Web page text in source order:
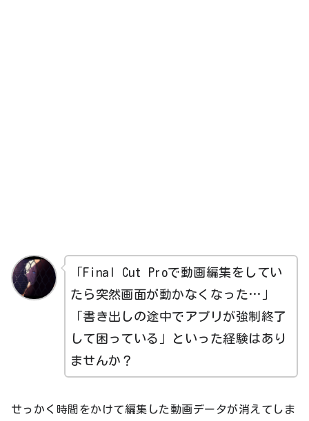
「Final Cut Proで動画編集をしてい
たら突然画面が動かなくなった…」
「書き出しの途中でアプリが強制終了
して困っている」といった経験はあり
ませんか？
せっかく時間をかけて編集した動画データが消えてしま